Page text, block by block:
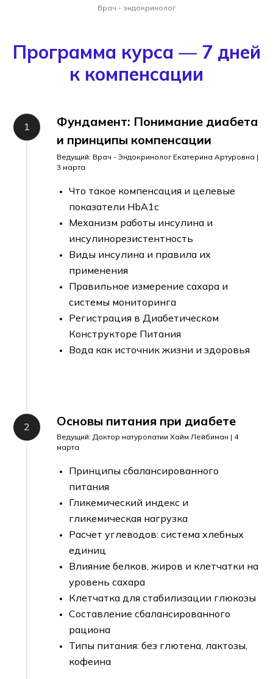
Врач - эндокринолог
Программа курса — 7 дней
к компенсации
Фундамент: Понимание диабета
и принципы компенсации
Ведущий: Врач - Эндокринолог Екатерина Артуровна |
3 марта
Что такое компенсация и целевые
показатели HbA1c
Механизм работы инсулина и
инсулинорезистентность
Виды инсулина и правила их
применения
Правильное измерение сахара и
системы мониторинга
Регистрация в Диабетическом
Конструкторе Питания
Вода как источник жизни и здоровья
Основы питания при диабете
Ведущий: Доктор натуропатии Хайм Лейбиман | 4
марта
Принципы сбалансированного
питания
Гликемический индекс и
гликемическая нагрузка
Расчет углеводов: система хлебных
единиц
Влияние белков, жиров и клетчатки на
уровень сахара
Клетчатка для стабилизации глюкозы
Составление сбалансированного
рациона
Типы питания: без глютена, лактозы,
кофеина